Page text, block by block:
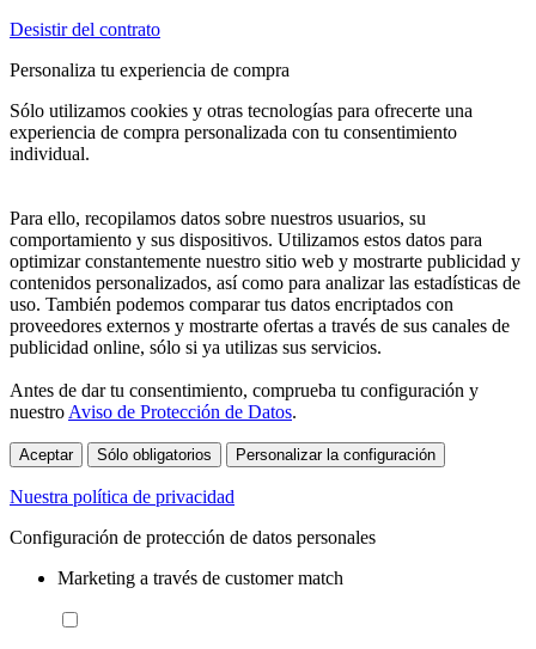
Desistir del contrato
Personaliza tu experiencia de compra
Sólo utilizamos cookies y otras tecnologías para ofrecerte una
experiencia de compra personalizada con tu consentimiento
individual.
Para ello, recopilamos datos sobre nuestros usuarios, su
comportamiento y sus dispositivos. Utilizamos estos datos para
optimizar constantemente nuestro sitio web y mostrarte publicidad y
contenidos personalizados, así como para analizar las estadísticas de
uso. También podemos comparar tus datos encriptados con
proveedores externos y mostrarte ofertas a través de sus canales de
publicidad online, sólo si ya utilizas sus servicios.
Antes de dar tu consentimiento, comprueba tu configuración y
nuestro Aviso de Protección de Datos.
Aceptar Sólo obligatorios Personalizar la configuración
Nuestra política de privacidad
Configuración de protección de datos personales
Marketing a través de customer match